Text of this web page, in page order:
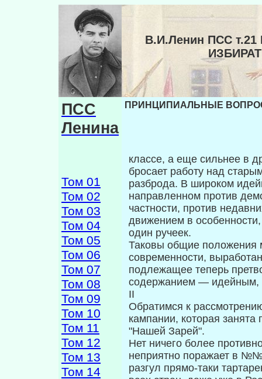
В.И.Ленин ПСС
ПСС
Ленина
Том 01
Том 02
Том 03
Том 04
Том 05
Том 06
Том 07
Том 08
Том 09
Том 10
Том 11
Том 12
Том 13
Том 14
ПРИНЦИПИАЛЬНЫЕ
классе, а еще сильнее в
бросает работу над
разброда. В широком
направленном против
частности, против
движением в
один ручеек.
Таковы общие положения
совре­менности,
подлежащее теперь
содержанием — идейным,
II
Обратимся к
кампании, ко­торая занята
"Нашей Зарей".
Нет ничего более
непри­ятно поражает в
разгул прямо-таки